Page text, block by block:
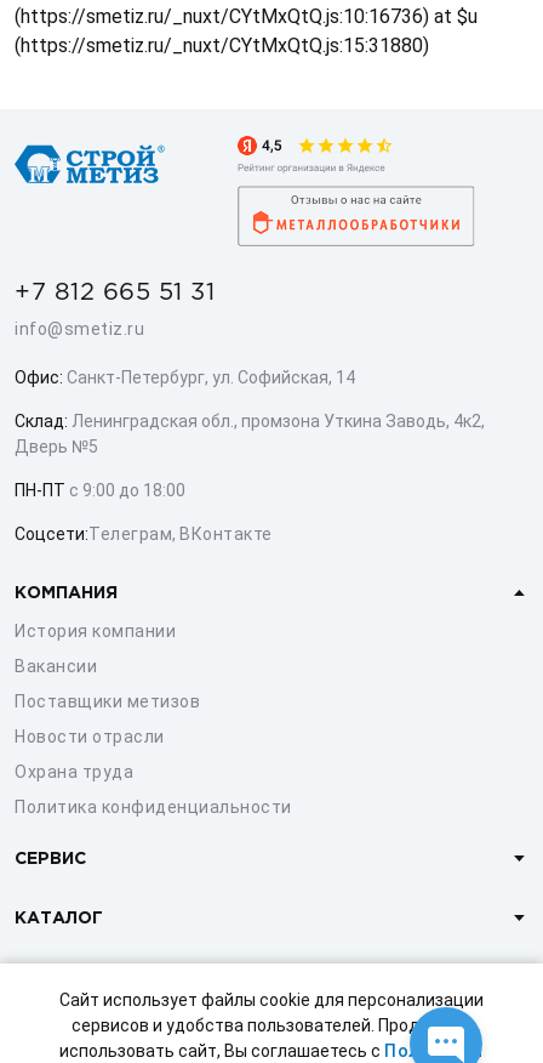
Сайт использует файлы cookie для персонализации
сервисов и удобства пользователей. Продолжая
использовать сайт, Вы соглашаетесь с Политикой
(https://smetiz.ru/_nuxt/CYtMxQtQ.js:10:16736) at $u
(https://smetiz.ru/_nuxt/CYtMxQtQ.js:15:31880)
+7 812 665 51 31
info@smetiz.ru
Офис: Санкт-Петербург, ул. Софийская, 14
Склад: Ленинградская обл., промзона Уткина Заводь, 4к2,
Дверь №5
ПН-ПТ с 9:00 до 18:00
Соцсети:Телеграм, ВКонтакте
КОМПАНИЯ
История компании
Вакансии
Поставщики метизов
Новости отрасли
Охрана труда
Политика конфиденциальности
СЕРВИС
КАТАЛОГ